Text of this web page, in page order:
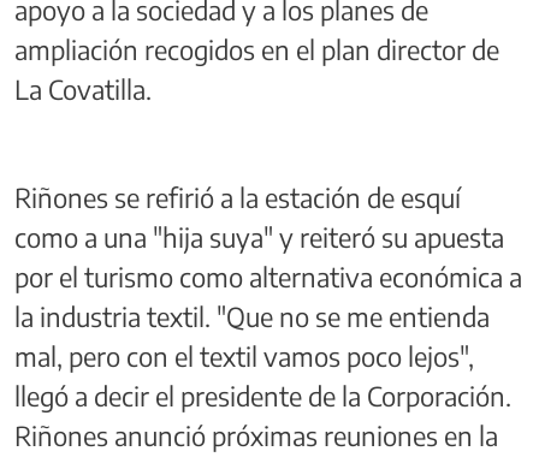
apoyo a la sociedad y a los planes de
ampliación recogidos en el plan director de
La Covatilla.
Riñones se refirió a la estación de esquí
como a una "hija suya" y reiteró su apuesta
por el turismo como alternativa económica a
la industria textil. "Que no se me entienda
mal, pero con el textil vamos poco lejos",
llegó a decir el presidente de la Corporación.
Riñones anunció próximas reuniones en la